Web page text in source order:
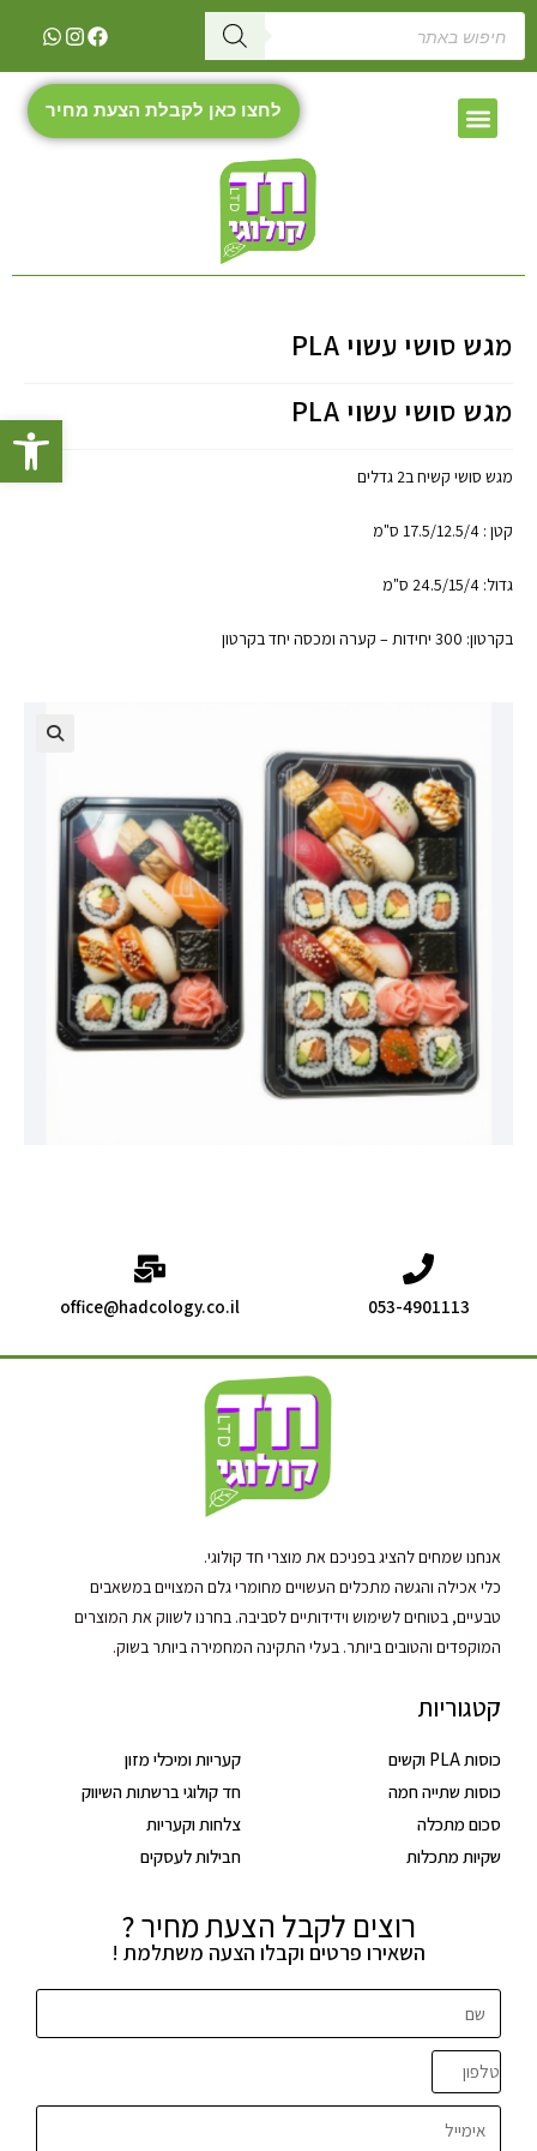
לחצו כאן לקבלת הצעת מחיר
מגש סושי עשוי PLA
מגש סושי עשוי PLA
מגש סושי קשיח ב2 גדלים
קטן : 17.5/12.5/4 ס"מ
גדול: 24.5/15/4 ס"מ
בקרטון: 300 יחידות – קערה ומכסה יחד בקרטון
053-4901113
office@hadcology.co.il
אנחנו שמחים להציג בפניכם את מוצרי חד קולוגי.
כלי אכילה והגשה מתכלים העשויים מחומרי גלם המצויים במשאבים
טבעיים, בטוחים לשימוש וידידותיים לסביבה. בחרנו לשווק את המוצרים
המוקפדים והטובים ביותר. בעלי התקינה המחמירה ביותר בשוק.
קטגוריות
כוסות PLA וקשים
כוסות שתייה חמה
סכום מתכלה
שקיות מתכלות
קעריות ומיכלי מזון
חד קולוגי ברשתות השיווק
צלחות וקעריות
חבילות לעסקים
רוצים לקבל הצעת מחיר ?
השאירו פרטים וקבלו הצעה משתלמת !